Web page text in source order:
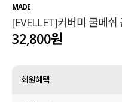
티셔츠
셔츠
MADE
[EVELLET]커버미 쿨메
32,800원
회원혜택